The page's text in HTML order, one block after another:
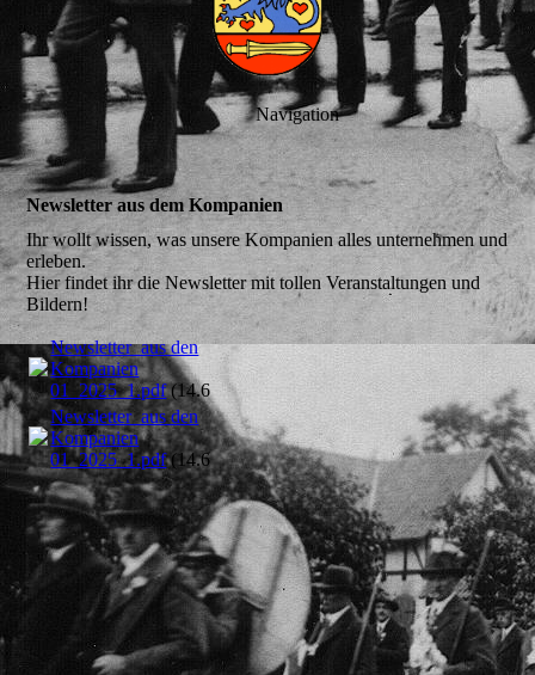
Navigation
Newsletter aus dem Kompanien
Ihr wollt wissen, was unsere Kompanien alles unternehmen und
erleben.
Hier findet ihr die Newsletter mit tollen Veranstaltungen und
Bildern!
Newsletter_aus den
Kompanien
01_2025_1.pdf(14.66MB)
Newsletter_aus den
Kompanien
01_2025_1.pdf(14.66MB)